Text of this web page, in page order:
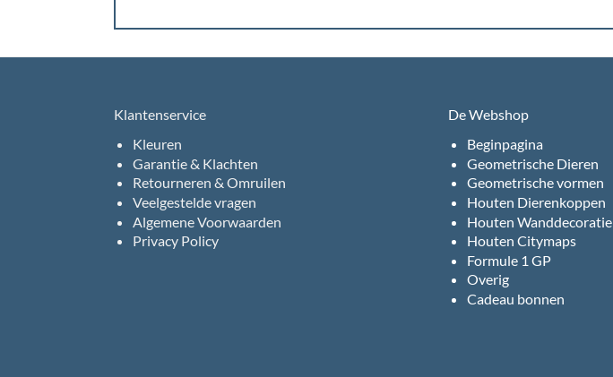
Klantenservice
Kleuren
Garantie & Klachten
Retourneren & Omruilen
Veelgestelde vragen
Algemene Voorwaarden
Privacy Policy
De Webshop
Beginpagina
Geometrische Dieren
Geometrische vormen
Houten Dierenkoppen
Houten Wanddecoratie
Houten Citymaps
Formule 1 GP
Overig
Cadeau bonnen